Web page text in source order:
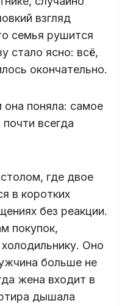
взгляд
семья рушится
стало ясно: всё,
окончательно.
поняла: самое
всегда
где двое
в коротких
без реакции.
покупок,
Оно
больше не
жена входит в
дышала